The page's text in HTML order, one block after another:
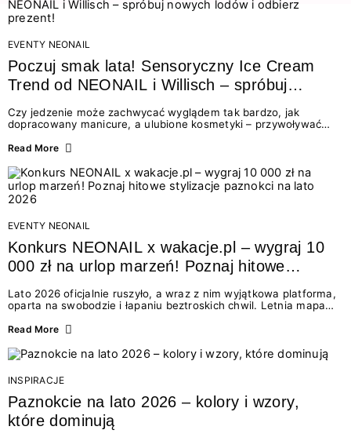
EVENTY NEONAIL
Poczuj smak lata! Sensoryczny Ice Cream
Trend od NEONAIL i Willisch – spróbuj
nowych lodów i odbierz prezent!
Czy jedzenie może zachwycać wyglądem tak bardzo, jak
dopracowany manicure, a ulubione kosmetyki – przywoływać
świata beauty i oszałamiających deserów to coś więcej niż
zmysłami: przez soczysty kolor, aksamitną teksturę,
orzeźwiający zapach i słodki akcent na podniebieniu. Tego lata
NEONAIL łączy siły z marką Willisch, tworząc unikalny projekt
na styku jedzenia i piękna....
Read More
EVENTY NEONAIL
Konkurs NEONAIL x wakacje.pl – wygraj 10
000 zł na urlop marzeń! Poznaj hitowe
Lato 2026 oficjalnie ruszyło, a wraz z nim wyjątkowa platforma,
oparta na swobodzie i łapaniu beztroskich chwil. Letnia mapa
doświadczenia wakacji – od spontanicznych wyjazdów, przez
Motywem przewodnim jest eksplorowanie i kolekcjonowanie
letnich momentów. Z tej okazji przygotowaliśmy coś absolutnie
wyjątkowego: wielki konkurs z wakacje.pl oraz dawkę
najgorętszych trendów w...
Read More
INSPIRACJE
Paznokcie na lato 2026 – kolory i wzory,
które dominują